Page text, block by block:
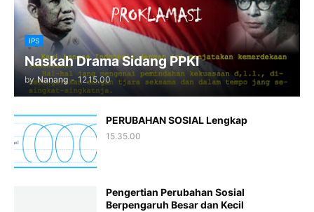
IPS
Naskah Drama Sidang PPKI
by Nanang - 12.15.00
PERUBAHAN SOSIAL Lengkap
15.35.00
Pengertian Perubahan Sosial
Berpengaruh Besar dan Kecil